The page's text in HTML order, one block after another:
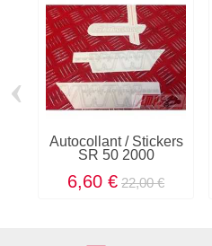
Autocollant / Stickers
SR 50 2000
6,60 € 22,00 €
‹